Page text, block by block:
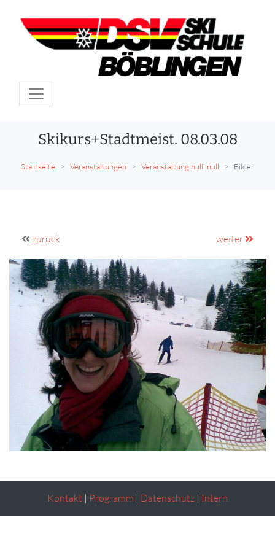
Skikurs+Stadtmeist. 08.03.08
Startseite Veranstaltungen Veranstaltung null: null Bilder
zurück weiter
Kontakt | Programm | Datenschutz | Intern